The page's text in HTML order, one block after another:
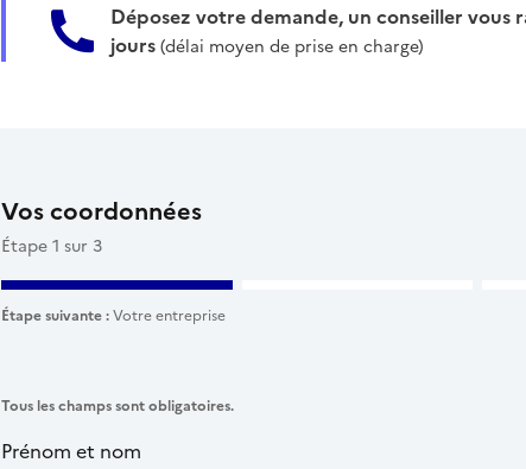
Déposez votre demande, un conseiller vous
jours(délai moyen de prise en charge)
Étape 1 sur 3
Vos coordonnées
Étape suivante :Votre entreprise
Tous les champs sont obligatoires.
Prénom et nom